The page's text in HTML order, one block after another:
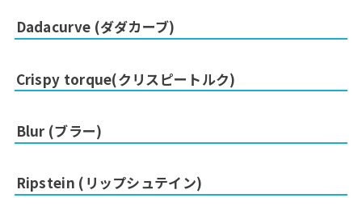
Dadacurve (ダダカーブ)
Crispy torque(クリスピートルク)
Blur (ブラー)
Ripstein (リップシュテイン)